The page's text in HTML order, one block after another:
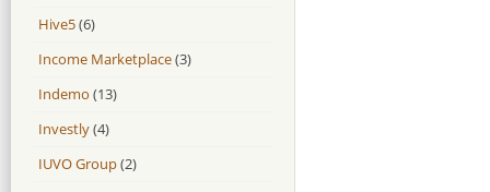
Hive5(6)
Income Marketplace(3)
Indemo (13)
Investly(4)
IUVO Group(2)